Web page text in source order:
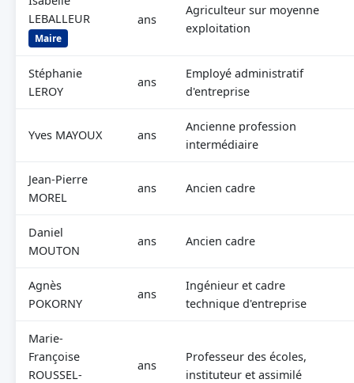
LEBALLEUR
Maire
ans
Agriculteur sur moyenne
exploitation
Stéphanie
LEROY
ans
Employé administratif
d'entreprise
Yves MAYOUX ans
Ancienne profession
intermédiaire
Jean-Pierre
MOREL
ans Ancien cadre
Daniel
MOUTON
ans Ancien cadre
Agnès
POKORNY
ans
Ingénieur et cadre
technique d'entreprise
Marie-
Françoise
ROUSSEL-
ans
Professeur des écoles,
instituteur et assimilé